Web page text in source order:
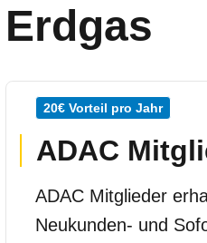
Erdgas
20€ Vorteil pro Jahr
ADAC
ADAC Mitglieder
Neukunden- und